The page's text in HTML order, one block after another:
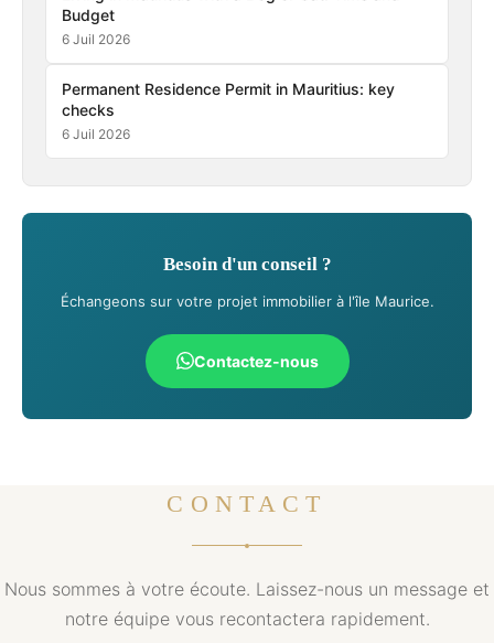
Budget
6 Juil 2026
Permanent Residence Permit in Mauritius: key
checks
6 Juil 2026
Besoin d'un conseil ?
Échangeons sur votre projet immobilier à l'île Maurice.
Contactez-nous
CONTACT
Nous sommes à votre écoute. Laissez-nous un message et
notre équipe vous recontactera rapidement.